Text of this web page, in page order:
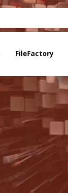
FileFactory